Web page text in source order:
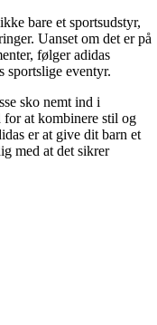
bare et sportsudstyr,
Uanset om det er på
følger adidas
sportslige eventyr.
sko nemt ind i
at kombinere stil og
er at give dit barn et
med at det sikrer